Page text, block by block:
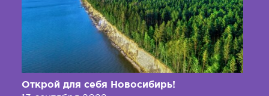
Открой для себя Новосибирь!